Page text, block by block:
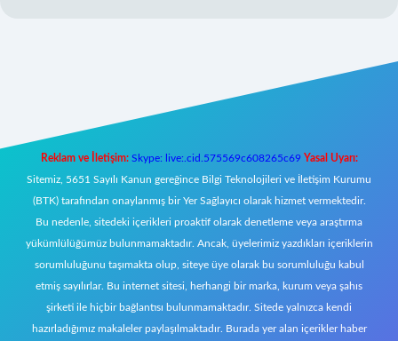
Reklam ve İletişim: Skype: live:.cid.575569c608265c69 Yasal Uyarı:
Sitemiz, 5651 Sayılı Kanun gereğince Bilgi Teknolojileri ve İletişim Kurumu
(BTK) tarafından onaylanmış bir Yer Sağlayıcı olarak hizmet vermektedir.
Bu nedenle, sitedeki içerikleri proaktif olarak denetleme veya araştırma
yükümlülüğümüz bulunmamaktadır. Ancak, üyelerimiz yazdıkları içeriklerin
sorumluluğunu taşımakta olup, siteye üye olarak bu sorumluluğu kabul
etmiş sayılırlar. Bu internet sitesi, herhangi bir marka, kurum veya şahıs
şirketi ile hiçbir bağlantısı bulunmamaktadır. Sitede yalnızca kendi
hazırladığımız makaleler paylaşılmaktadır. Burada yer alan içerikler haber